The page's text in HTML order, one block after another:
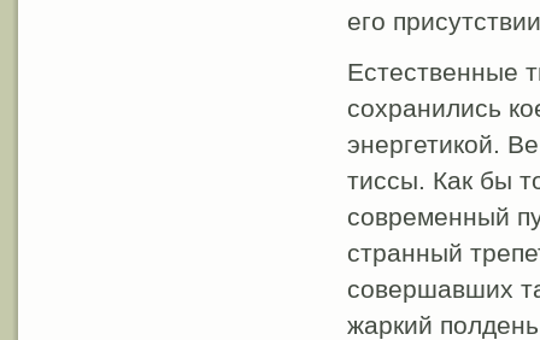
его
Естественные
сохранились
энергетикой.
тиссы. Как бы
современный
странный
совершавших
жаркий